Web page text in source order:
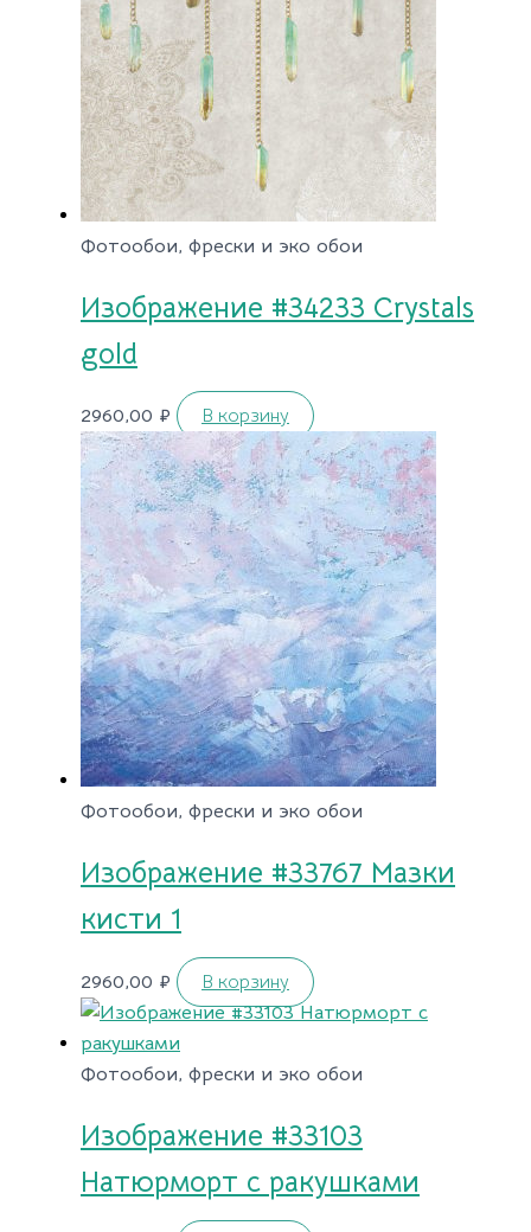
Фотообои, фрески и эко обои
Изображение #34233 Crystals
gold
2960,00 ₽ В корзину
Фотообои, фрески и эко обои
Изображение #33767 Мазки
кисти 1
2960,00 ₽ В корзину
Фотообои, фрески и эко обои
Изображение #33103
Натюрморт с ракушками